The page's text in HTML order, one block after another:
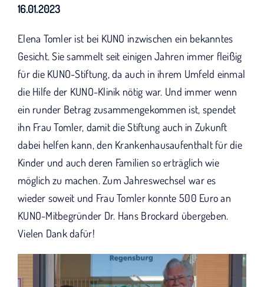
KUNO bisher unterstützt haben.
16.01.2023
Elena Tomler ist bei KUNO inzwischen ein bekanntes
Gesicht. Sie sammelt seit einigen Jahren immer fleißig
für die KUNO-Stiftung, da auch in ihrem Umfeld einmal
die Hilfe der KUNO-Klinik nötig war. Und immer wenn
ein runder Betrag zusammengekommen ist, spendet
ihn Frau Tomler, damit die Stiftung auch in Zukunft
dabei helfen kann, den Krankenhausaufenthalt für die
Kinder und auch deren Familien so erträglich wie
möglich zu machen. Zum Jahreswechsel war es
wieder soweit und Frau Tomler konnte 500 Euro an
KUNO-Mitbegründer Dr. Hans Brockard übergeben.
Vielen Dank dafür!